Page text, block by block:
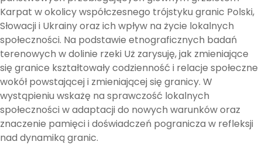
Karpat w okolicy współczesnego trójstyku granic Polski,
Słowacji i Ukrainy oraz ich wpływ na życie lokalnych
społeczności. Na podstawie etnograficznych badań
terenowych w dolinie rzeki Uż zarysuję, jak zmieniające
się granice kształtowały codzienność i relacje społeczne
wokół powstającej i zmieniającej się granicy. W
wystąpieniu wskażę na sprawczość lokalnych
społeczności w adaptacji do nowych warunków oraz
znaczenie pamięci i doświadczeń pogranicza w refleksji
nad dynamiką granic.